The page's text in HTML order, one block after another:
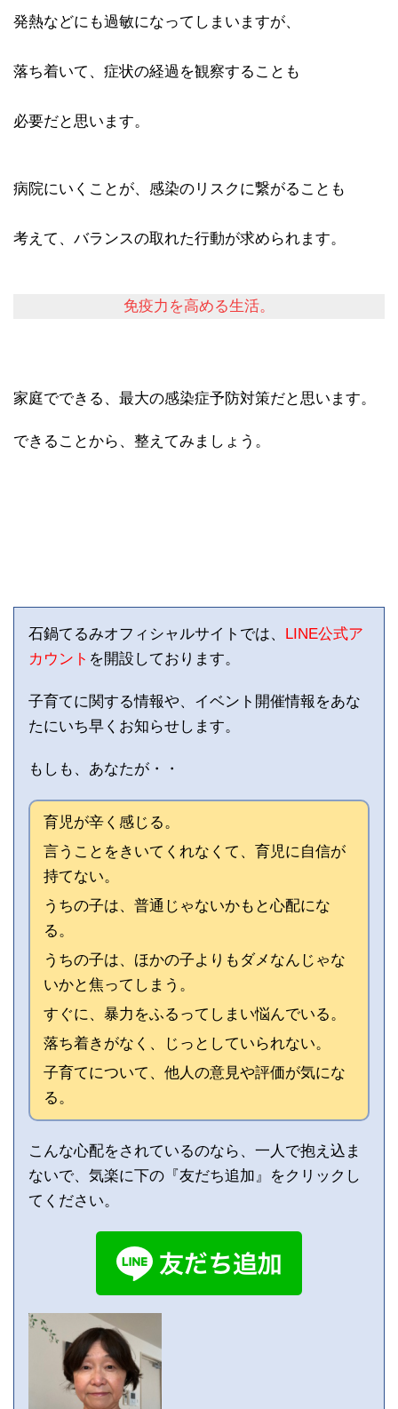
発熱などにも過敏になってしまいますが、
落ち着いて、症状の経過を観察することも
必要だと思います。
病院にいくことが、感染のリスクに繋がることも
考えて、バランスの取れた行動が求められます。
免疫力を高める生活。
家庭でできる、最大の感染症予防対策だと思います。
できることから、整えてみましょう。
石鍋てるみオフィシャルサイトでは、 LINE公式ア
カウント を開設しております。
子育てに関する情報や、イベント開催情報をあな
たにいち早くお知らせします。
もしも、あなたが・・
育児が辛く感じる。
言うことをきいてくれなくて、育児に自信が
持てない。
うちの子は、普通じゃないかもと心配にな
る。
うちの子は、ほかの子よりもダメなんじゃな
いかと焦ってしまう。
すぐに、暴力をふるってしまい悩んでいる。
落ち着きがなく、じっとしていられない。
子育てについて、他人の意見や評価が気にな
る。
こんな心配をされているのなら、一人で抱え込ま
ないで、気楽に下の『友だち追加』をクリックし
てください。